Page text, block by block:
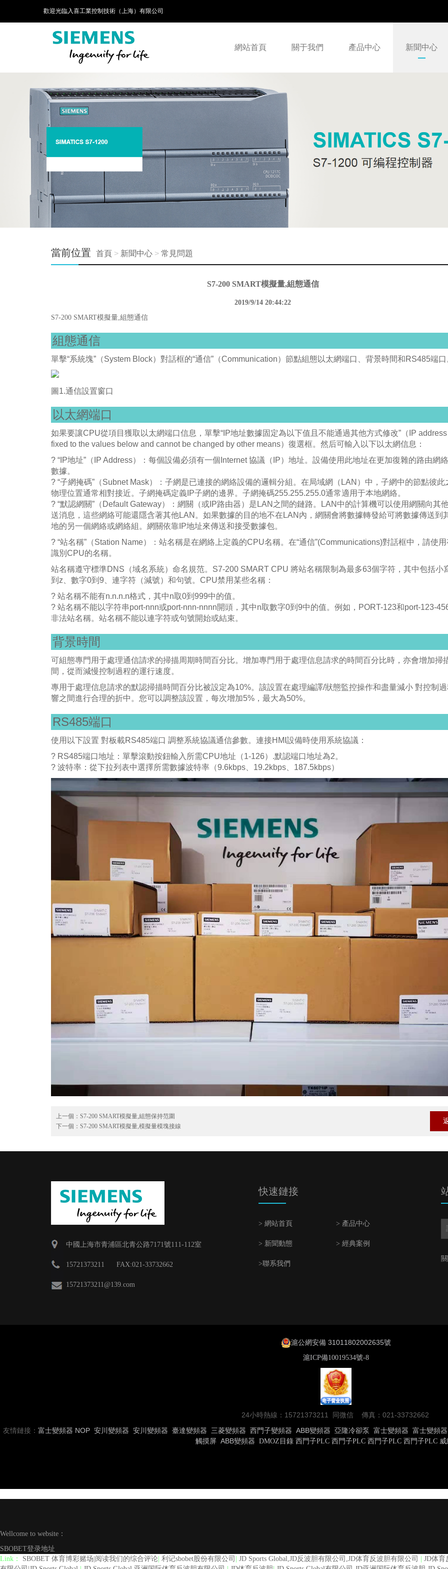
歡迎光臨入喜工業控制技術（上海）有限公司
網站首頁 關于我們 產品中心 新聞中心
當前位置 首頁 > 新聞中心 > 常見問題
S7-200 SMART模擬量,組態通信
2019/9/14 20:44:22
S7-200 SMART模擬量,組態通信
組態通信
單擊“系統塊”（System Block）對話框的“通信”（Communication）節點組態以太網端口、背景時間和RS485端
圖1.通信設置窗口
以太網端口
如果要讓CPU從項目獲取以太網端口信息，單擊“IP地址數據固定為以下值且不能通過其他方式修改”（IP
fixed to the values below and cannot be changed by other means）復選框。然后可輸入以下以太網信息：
? “IP地址”（IP Address）：每個設備必須有一個Internet 協議（IP）地址。設備使用此地址在更加復雜的路由網
數據。
? “子網掩碼”（Subnet Mask）：子網是已連接的網絡設備的邏輯分組。在局域網（LAN）中，子網中的節點彼此
物理位置通常相對接近。子網掩碼定義IP子網的邊界。子網掩碼255.255.255.0通常適用于本地網絡。
? “默認網關”（Default Gateway）：網關（或IP路由器）是LAN之間的鏈路。LAN中的計算機可以使用網關向其
送消息，這些網絡可能還隱含著其他LAN。如果數據的目的地不在LAN內，網關會將數據轉發給可將數據傳送到
地的另一個網絡或網絡組。網關依靠IP地址來傳送和接受數據包。
? “站名稱”（Station Name）：站名稱是在網絡上定義的CPU名稱。在“通信”(Communications)對話框中，請使
識別CPU的名稱。
站名稱遵守標準DNS（域名系統）命名規范。S7-200 SMART CPU 將站名稱限制為最多63個字符，其中包括小
到z、數字0到9、連字符（減號）和句號。CPU禁用某些名稱：
? 站名稱不能有n.n.n.n格式，其中n取0到999中的值。
? 站名稱不能以字符串port-nnn或port-nnn-nnnn開頭，其中n取數字0到9中的值。例如，PORT-123和port-123-
非法站名稱。站名稱不能以連字符或句號開始或結束。
背景時間
可組態專門用于處理通信請求的掃描周期時間百分比。增加專門用于處理信息請求的時間百分比時，亦會增加掃
間，從而減慢控制過程的運行速度。
專用于處理信息請求的默認掃描時間百分比被設定為10%。該設置在處理編譯/狀態監控操作和盡量減小 對控制
響之間進行合理的折中。您可以調整該設置，每次增加5%，最大為50%。
RS485端口
使用以下設置 對板載RS485端口 調整系統協議通信參數。連接HMI設備時使用系統協議：
? RS485端口地址：單擊滾動按鈕輸入所需CPU地址（1-126）.默認端口地址為2。
? 波特率：從下拉列表中選擇所需數據波特率（9.6kbps、19.2kbps、187.5kbps）
上一個： S7-200 SMART模擬量,組態保持范圍
下一個： S7-200 SMART模擬量,模擬量模塊接線
中國上海市青浦區北青公路7171號111-112室
15721373211 FAX:021-33732662
15721373211@139.com
快速鏈接
> 網站首頁 > 產品中心
> 新聞動態 > 經典案例
>聯系我們
滬公網安備 31011802002635號
滬ICP備10019534號-8
24小時熱線：15721373211 同微信 傳真：021-33732662
友情鏈接： 富士變頻器 NOP 安川變頻器 安川變頻器 臺達變頻器 三菱變頻器 西門子變頻器 ABB變頻器 亞隆冷卻泵 富士變頻器 富士變頻器
觸摸屏 ABB變頻器 DMOZ目錄 西門子PLC 西門子PLC 西門子PLC 西門子PLC
Wellcome to website：
SBOBET登录地址
Link： SBOBET 体育博彩赌场|阅读我们的综合评论 利记sbobet股份有限公司 JD Sports Global,JD反波胆有限公司,JD体育反波胆有限公司
JD体育